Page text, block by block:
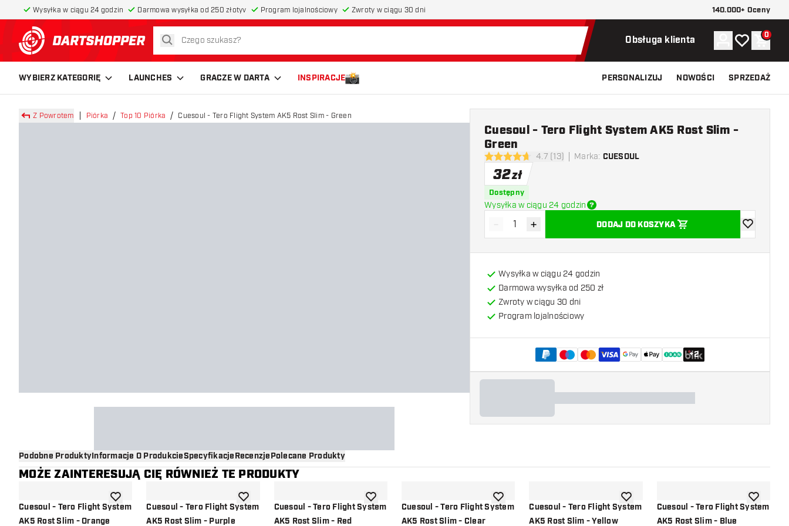
Wysyłka w ciągu 24 godzin Darmowa wysyłka od 250 złotyv Program lojalnościowy Zwroty w ciągu 30 dni 140.000+ Oceny
powrót do strony głównej
szukaj Obsługa klienta Konto
Moja listaKoszyk
0
WYBIERZ KATEGORIĘ LAUNCHES GRACZE W DARTA INSPIRACJE PERSONALIZUJ NOWOŚCI SPRZEDAŻ
Z Powrotem Piórka Top 10 Piórka Cuesoul - Tero Flight System AK5 Rost Slim - Green
4.7 gwiazdki oceny
4.7 (13) Marka: CUESOUL
Cuesoul - Tero Flight System AK5 Rost Slim -
Green
32zł
Dostępny
Wysyłka w ciągu 24 godzin
Zmniejsz ilość
- Zwiększ ilość
+ DODAJ DO KOSZYKA
dodaj do
Wysyłka w ciągu 24 godzin
Darmowa wysyłka od 250 zł
Zwroty w ciągu 30 dni
Program lojalnościowy
+2
Podobne ProduktyInformacje O ProdukcieSpecyfikacjeRecenzjePolecane Produkty
MOŻE ZAINTERESUJĄ CIĘ RÓWNIEŻ TE PRODUKTY
Cuesoul - Tero Flight System
AK5 Rost Slim - Orange
dodaj do listy życzeńCuesoul - Tero Flight System
AK5 Rost Slim - Purple
dodaj do listy życzeńCuesoul - Tero Flight System
AK5 Rost Slim - Red
dodaj do listy życzeńCuesoul - Tero Flight System
AK5 Rost Slim - Clear
dodaj do listy życzeńCuesoul - Tero Flight System
AK5 Rost Slim - Yellow
dodaj do listy życzeńCuesoul - Tero Flight System
AK5 Rost Slim - Blue
dodaj do